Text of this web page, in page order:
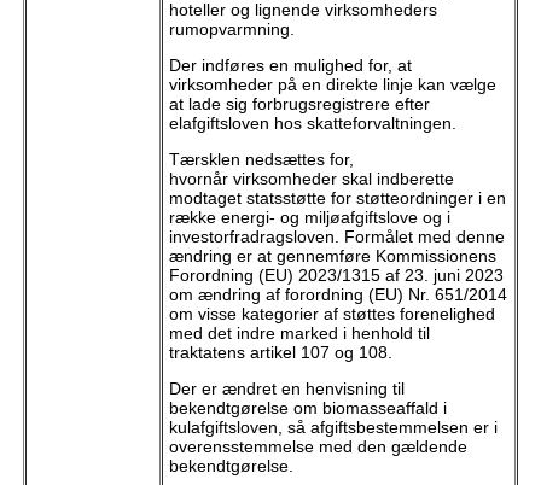
hoteller og lignende virksomheders
rumopvarmning.
Der indføres en mulighed for, at
virksomheder på en direkte linje kan vælge
at lade sig forbrugsregistrere efter
elafgiftsloven hos skatteforvaltningen.
Tærsklen nedsættes for,
hvornår virksomheder skal indberette
modtaget statsstøtte for støtteordninger i en
række energi- og miljøafgiftslove og i
investorfradragsloven. Formålet med denne
ændring er at gennemføre Kommissionens
Forordning (EU) 2023/1315 af 23. juni 2023
om ændring af forordning (EU) Nr. 651/2014
om visse kategorier af støttes forenelighed
med det indre marked i henhold til
traktatens artikel 107 og 108.
Der er ændret en henvisning til
bekendtgørelse om biomasseaffald i
kulafgiftsloven, så afgiftsbestemmelsen er i
overensstemmelse med den gældende
bekendtgørelse.